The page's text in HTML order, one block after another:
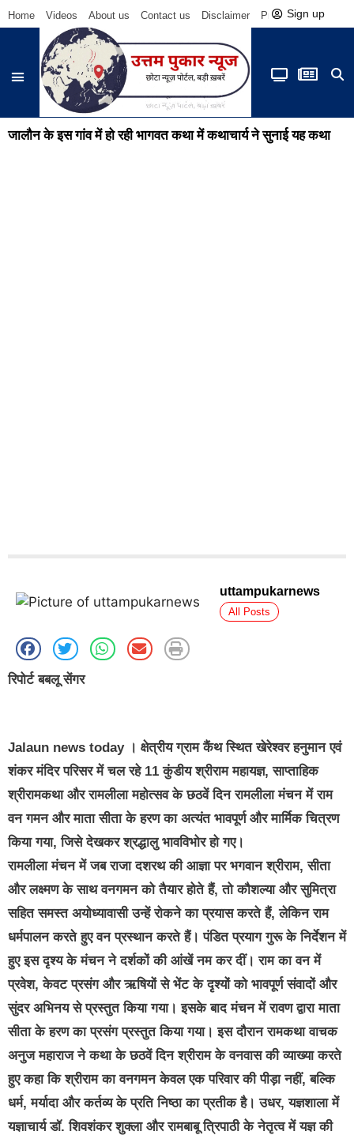
Home Videos About us Contact us Disclaimer Privacy Policy
Sign up
जालौन के इस गांव में हो रही भागवत कथा में कथाचार्य ने सुनाई यह कथा
uttampukarnews
All Posts
रिपोर्ट बबलू सेंगर
Jalaun news today । क्षेत्रीय ग्राम कैंथ स्थित खेरेश्वर हनुमान एवं
शंकर मंदिर परिसर में चल रहे 11 कुंडीय श्रीराम महायज्ञ, साप्ताहिक
श्रीरामकथा और रामलीला महोत्सव के छठवें दिन रामलीला मंचन में राम
वन गमन और माता सीता के हरण का अत्यंत भावपूर्ण और मार्मिक चित्रण
किया गया, जिसे देखकर श्रद्धालु भावविभोर हो गए।
रामलीला मंचन में जब राजा दशरथ की आज्ञा पर भगवान श्रीराम, सीता
और लक्ष्मण के साथ वनगमन को तैयार होते हैं, तो कौशल्या और सुमित्रा
सहित समस्त अयोध्यावासी उन्हें रोकने का प्रयास करते हैं, लेकिन राम
धर्मपालन करते हुए वन प्रस्थान करते हैं। पंडित प्रयाग गुरू के निर्देशन में
हुए इस दृश्य के मंचन ने दर्शकों की आंखें नम कर दीं। राम का वन में
प्रवेश, केवट प्रसंग और ऋषियों से भेंट के दृश्यों को भावपूर्ण संवादों और
सुंदर अभिनय से प्रस्तुत किया गया। इसके बाद मंचन में रावण द्वारा माता
सीता के हरण का प्रसंग प्रस्तुत किया गया। इस दौरान रामकथा वाचक
अनुज महाराज ने कथा के छठवें दिन श्रीराम के वनवास की व्याख्या करते
हुए कहा कि श्रीराम का वनगमन केवल एक परिवार की पीड़ा नहीं, बल्कि
धर्म, मर्यादा और कर्तव्य के प्रति निष्ठा का प्रतीक है। उधर, यज्ञशाला में
यज्ञाचार्य डॉ. शिवशंकर शुक्ला और रामबाबू त्रिपाठी के नेतृत्व में यज्ञ की